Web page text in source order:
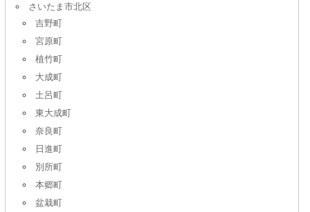
さいたま市北区
吉野町
宮原町
植竹町
大成町
土呂町
東大成町
奈良町
日進町
別所町
本郷町
盆栽町